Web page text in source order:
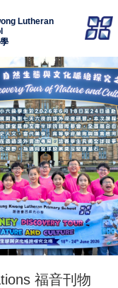
Lutheran
福音刊物